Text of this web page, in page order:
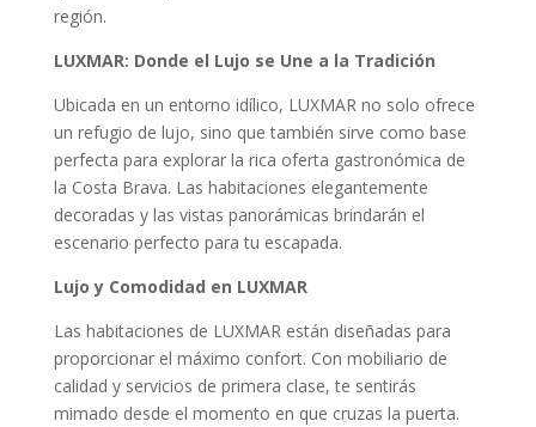
región.
LUXMAR: Donde el Lujo se Une a la Tradición
Ubicada en un entorno idílico, LUXMAR no solo ofrece
un refugio de lujo, sino que también sirve como base
perfecta para explorar la rica oferta gastronómica de
la Costa Brava. Las habitaciones elegantemente
decoradas y las vistas panorámicas brindarán el
escenario perfecto para tu escapada.
Lujo y Comodidad en LUXMAR
Las habitaciones de LUXMAR están diseñadas para
proporcionar el máximo confort. Con mobiliario de
calidad y servicios de primera clase, te sentirás
mimado desde el momento en que cruzas la puerta.